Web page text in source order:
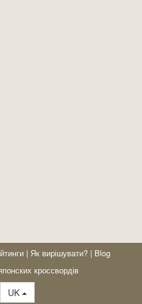
| Як вирішувати? | Blog
кроссвордів
UK